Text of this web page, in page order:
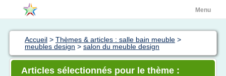
Menu
Accueil > Thèmes & articles : salle bain meuble >
meubles design > salon du meuble design
Articles sélectionnés pour le thème :